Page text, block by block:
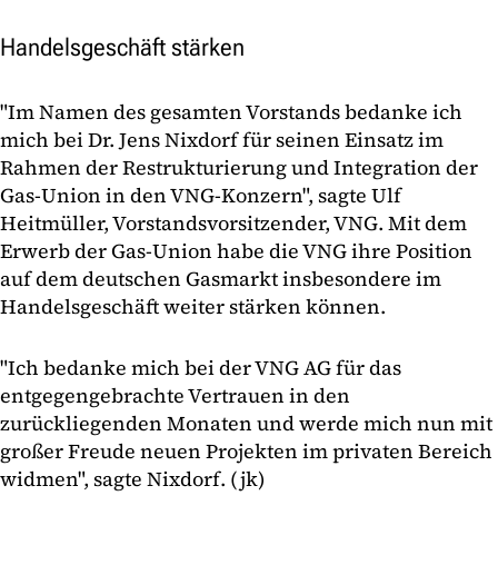
Handelsgeschäft stärken
"Im Namen des gesamten Vorstands bedanke ich
mich bei Dr. Jens Nixdorf für seinen Einsatz im
Rahmen der Restrukturierung und Integration der
Gas-Union in den VNG-Konzern", sagte Ulf
Heitmüller, Vorstandsvorsitzender, VNG. Mit dem
Erwerb der Gas-Union habe die VNG ihre Position
auf dem deutschen Gasmarkt insbesondere im
Handelsgeschäft weiter stärken können.
"Ich bedanke mich bei der VNG AG für das
entgegengebrachte Vertrauen in den
zurückliegenden Monaten und werde mich nun mit
großer Freude neuen Projekten im privaten Bereich
widmen", sagte Nixdorf. (jk)